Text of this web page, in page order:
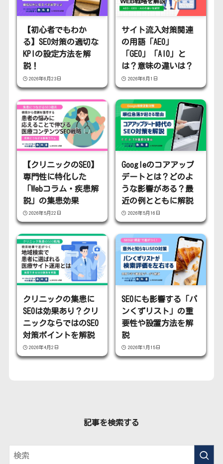
【初心者でもわか
る】SEO対策の適切な
KPIの設定方法を解
説！
2026年6月23日
サイト流入対策関連
の用語「AEO」
「GEO」「AIO」と
は？意味の違いは？
2026年6月1日
【クリニックのSEO】
専門性に特化した
「Webコラム・疾患解
説」の集患効果
2026年5月22日
Googleのコアアップ
デートとは？どのよ
うな影響がある？最
近の例とともに解説
2026年5月16日
クリニックの集患に
SEOは効果あり？クリ
ニックならではのSEO
対策ポイントを解説
2026年4月2日
SEOにも影響する「パ
ンくずリスト」の重
要性や設置方法を解
説
2026年1月15日
記事を検索する